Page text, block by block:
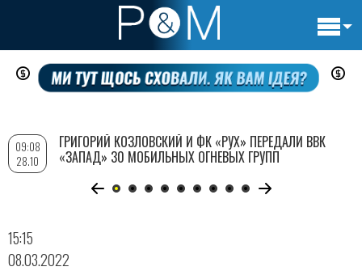
Перейти
содержанию
15:15
08.03.2022
09:08
28.10
ГРИГОРИЙ КОЗЛОВСКИЙ И ФК «РУХ» ПЕРЕДАЛИ ВВК
«ЗАПАД» 30 МОБИЛЬНЫХ ОГНЕВЫХ ГРУПП